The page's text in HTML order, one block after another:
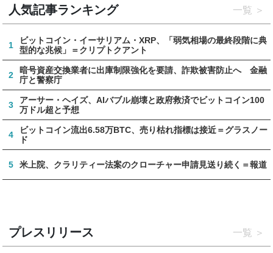
人気記事ランキング 一覧
1
ビットコイン・イーサリアム・XRP、「弱気相場の最終段階に典
型的な兆候」＝クリプトクアント
2
暗号資産交換業者に出庫制限強化を要請、詐欺被害防止へ 金融
庁と警察庁
3
アーサー・ヘイズ、AIバブル崩壊と政府救済でビットコイン100
万ドル超と予想
4
ビットコイン流出6.58万BTC、売り枯れ指標は接近＝グラスノー
ド
5 米上院、クラリティー法案のクローチャー申請見送り続く＝報道
プレスリリース 一覧